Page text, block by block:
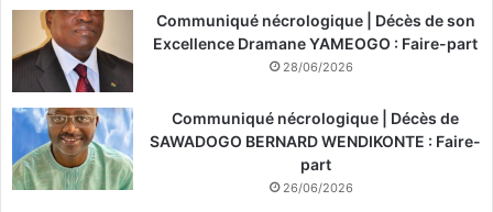
Communiqué nécrologique | Décès de son
Excellence Dramane YAMEOGO : Faire-part
28/06/2026
Communiqué nécrologique | Décès de
SAWADOGO BERNARD WENDIKONTE : Faire-
part
26/06/2026